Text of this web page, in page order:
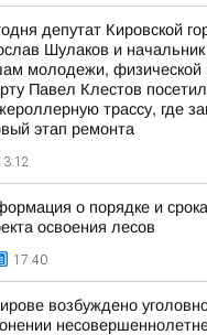
депутат Кировской
Шулаков и
молодежи, физической
Павел Клестов
трассу, где
этап ремонта
о порядке и
освоения лесов
17:40
возбуждено